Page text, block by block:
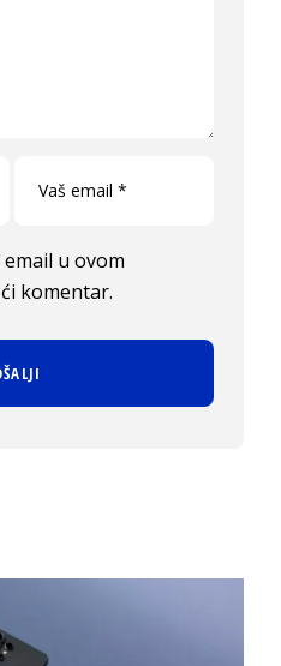
u ovom
komentar.